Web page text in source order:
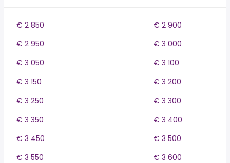
€ 2 850
€ 2 900
€ 2 950
€ 3 000
€ 3 050
€ 3 100
€ 3 150
€ 3 200
€ 3 250
€ 3 300
€ 3 350
€ 3 400
€ 3 450
€ 3 500
€ 3 550
€ 3 600